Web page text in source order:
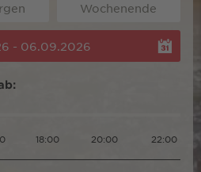
Wochenende
- 06.09.2026
18:00 20:00 22:00